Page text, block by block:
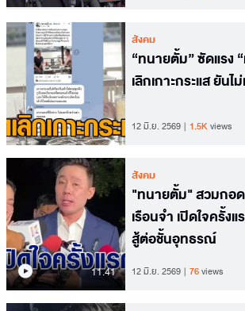
สังคม
“ทนายตั้ม” ซัดแรง
เลิกเกาะกระแส ยันไ
12 มิ.ย. 2569 1.5Kviews
11.41
สังคม
"ทนายตั้ม" สวมกอ
เรือนจำ เปิดใจครั้ง
สู้ต่อชั้นอุทธรณ์
12 มิ.ย. 2569 76views